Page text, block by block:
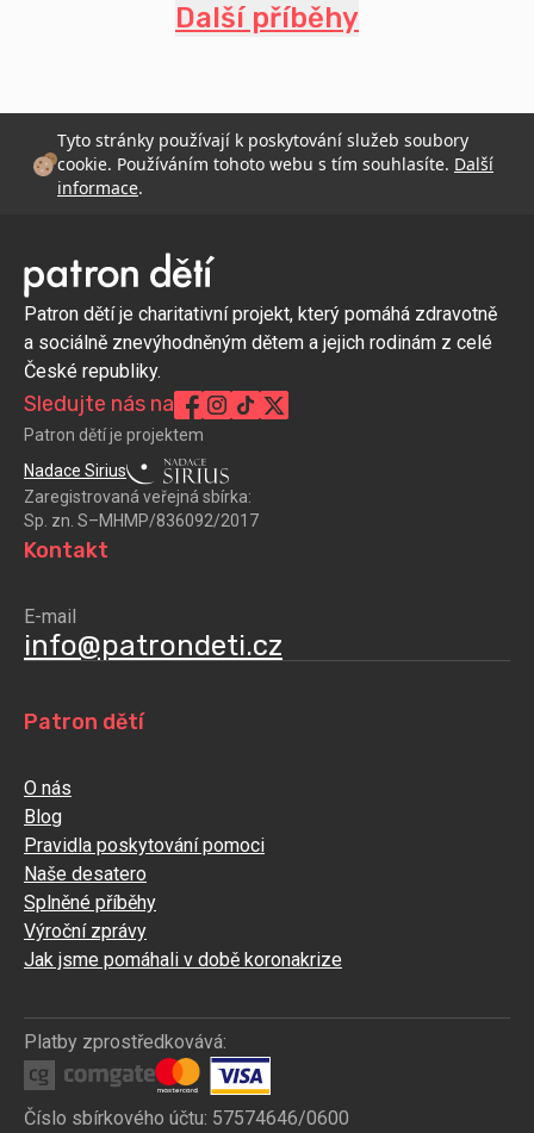
Další příběhy
Tyto stránky používají k poskytování služeb soubory
cookie. Používáním tohoto webu s tím souhlasíte. Další
informace.
Patron dětí je charitativní projekt, který pomáhá zdravotně
a sociálně znevýhodněným dětem a jejich rodinám z celé
České republiky.
Sledujte nás na
Patron dětí je projektem
Nadace Sirius
Zaregistrovaná veřejná sbírka:
Sp. zn. S–MHMP/836092/2017
Patron dětí
O nás
Blog
Pravidla poskytování pomoci
Naše desatero
Splněné příběhy
Výroční zprávy
Jak jsme pomáhali v době koronakrize
Kontakt
E-mail
info@patrondeti.cz
Platby zprostředkovává:
Číslo sbírkového účtu: 57574646/0600